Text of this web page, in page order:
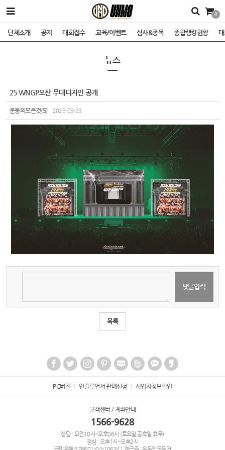
0
단체소개 공지 대회접수 교육/이벤트 심사&종목 종합랭킹현황
뉴스
25 WNGP오산 무대디자인 공개
운동의모든것(5) 2025-09-23
목록
PC버전 인플루언서 판매신청 사업자정보확인
고객센터 / 계좌안내
1566-9628
상담 : 오전10시~오후06시 (토요일,공휴일 휴무)
점심 : 오후1시~오후2시